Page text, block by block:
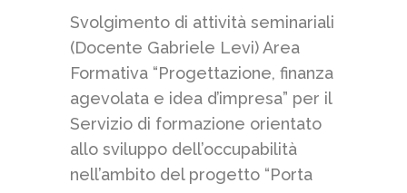
Svolgimento di attività seminariali
(Docente Gabriele Levi) Area
Formativa “Progettazione, finanza
agevolata e idea d’impresa” per il
Servizio di formazione orientato
allo sviluppo dell’occupabilità
nell’ambito del progetto “Porta